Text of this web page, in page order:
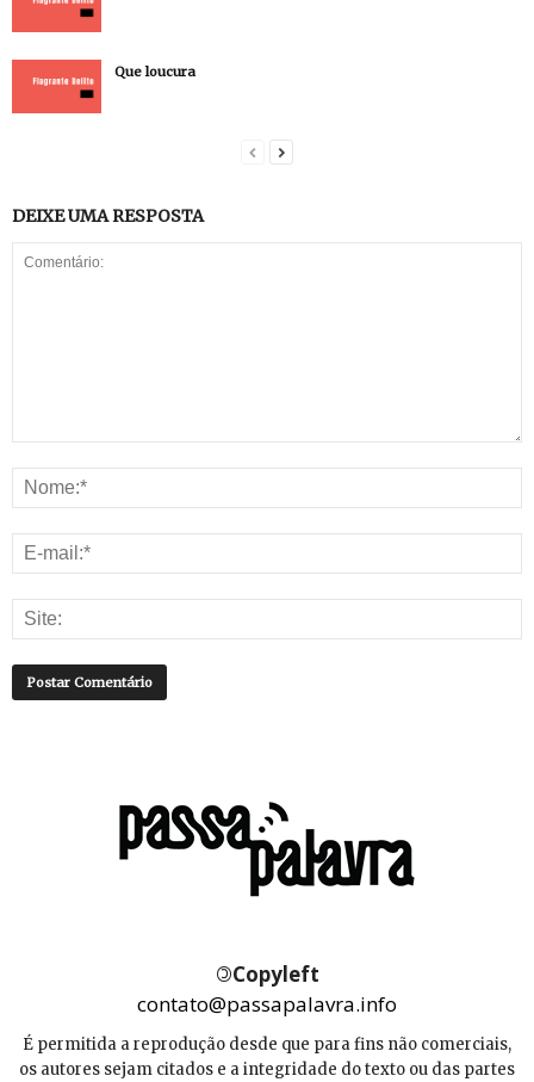
Que loucura
DEIXE UMA RESPOSTA
©Copyleft
contato@passapalavra.info
É permitida a reprodução desde que para fins não comerciais,
os autores sejam citados e a integridade do texto ou das partes